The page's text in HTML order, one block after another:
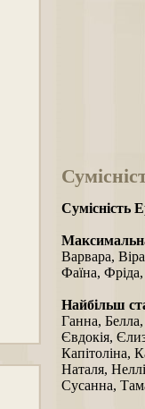
Сумісність
Варвара,
Фаїна,
Найбільш
Ганна,
Євдокія,
Капітоліна,
Наталя,
Сусанна,